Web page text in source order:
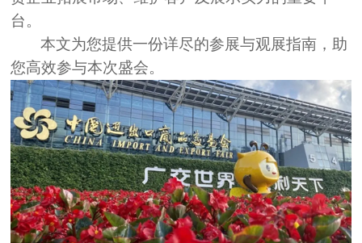
台。
本文为您提供一份详尽的参展与观展指南，助
您高效参与本次盛会。